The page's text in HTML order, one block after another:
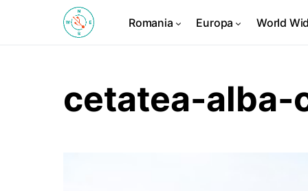
Romania Europa World
cetatea-alba-